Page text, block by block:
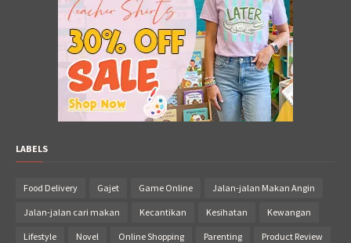
LABELS
Food Delivery Gajet Game Online Jalan-jalan Makan Angin
Jalan-jalan cari makan Kecantikan Kesihatan Kewangan
Lifestyle Novel Online Shopping Parenting Product Review